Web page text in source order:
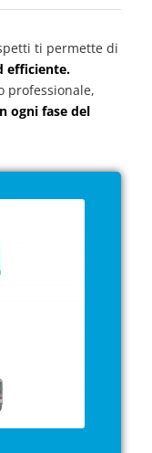
ti permette di
efficiente.
professionale,
ogni fase del